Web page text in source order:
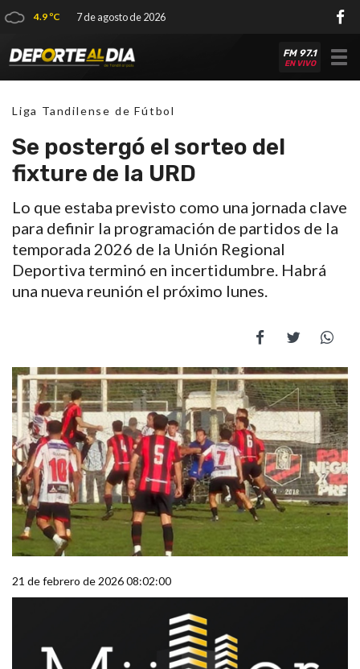
4.9 ºC 7 de agosto de 2026
FM 97.1
EN VIVO
Liga Tandilense de Fútbol
Se postergó el sorteo del
fixture de la URD
Lo que estaba previsto como una jornada clave
para definir la programación de partidos de la
temporada 2026 de la Unión Regional
Deportiva terminó en incertidumbre. Habrá
una nueva reunión el próximo lunes.
21 de febrero de 2026 08:02:00